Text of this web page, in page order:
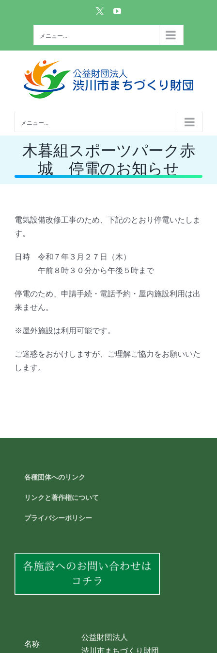
CustomYouTube
メニュー...
メニュー...
木暮組スポーツパーク赤
城 停電のお知らせ
電気設備改修工事のため、下記のとおり停電いたしま
す。
日時 令和７年３月２７日（木）
午前８時３０分から午後５時まで
停電のため、 申請手続・電話予約・屋内施設利用は出
来ません。
※屋外施設は利用可能です。
ご迷惑をおかけしますが、ご理解ご協力をお願いいた
します。
各種団体へのリンク
リンクと著作権について
プライバシーポリシー
名称
公益財団法人
渋川市まちづくり財団